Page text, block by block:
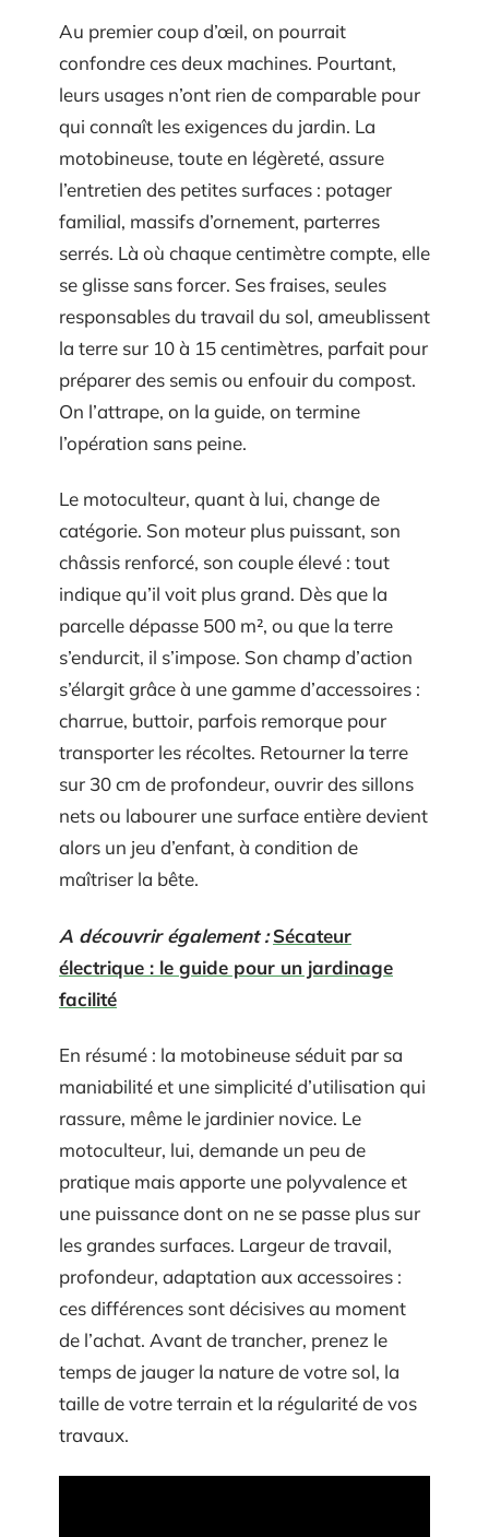
Au premier coup d’œil, on pourrait
confondre ces deux machines. Pourtant,
leurs usages n’ont rien de comparable pour
qui connaît les exigences du jardin. La
motobineuse, toute en légèreté, assure
l’entretien des petites surfaces : potager
familial, massifs d’ornement, parterres
serrés. Là où chaque centimètre compte, elle
se glisse sans forcer. Ses fraises, seules
responsables du travail du sol, ameublissent
la terre sur 10 à 15 centimètres, parfait pour
préparer des semis ou enfouir du compost.
On l’attrape, on la guide, on termine
l’opération sans peine.
Le motoculteur, quant à lui, change de
catégorie. Son moteur plus puissant, son
châssis renforcé, son couple élevé : tout
indique qu’il voit plus grand. Dès que la
parcelle dépasse 500 m², ou que la terre
s’endurcit, il s’impose. Son champ d’action
s’élargit grâce à une gamme d’accessoires :
charrue, buttoir, parfois remorque pour
transporter les récoltes. Retourner la terre
sur 30 cm de profondeur, ouvrir des sillons
nets ou labourer une surface entière devient
alors un jeu d’enfant, à condition de
maîtriser la bête.
A découvrir également : Sécateur
électrique : le guide pour un jardinage
facilité
En résumé : la motobineuse séduit par sa
maniabilité et une simplicité d’utilisation qui
rassure, même le jardinier novice. Le
motoculteur, lui, demande un peu de
pratique mais apporte une polyvalence et
une puissance dont on ne se passe plus sur
les grandes surfaces. Largeur de travail,
profondeur, adaptation aux accessoires :
ces différences sont décisives au moment
de l’achat. Avant de trancher, prenez le
temps de jauger la nature de votre sol, la
taille de votre terrain et la régularité de vos
travaux.